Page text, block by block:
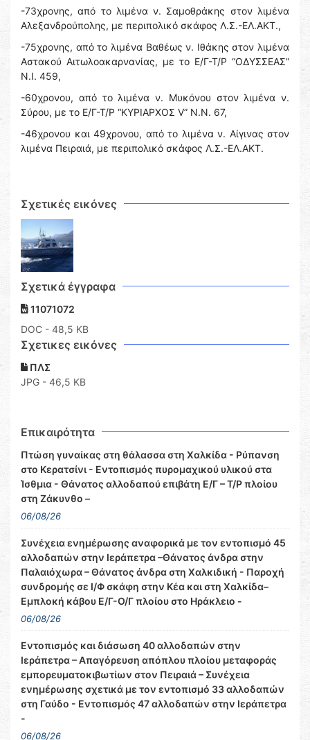
-73χρονης, από το λιμένα ν. Σαμοθράκης στον λιμένα
Αλεξανδρούπολης, με περιπολικό σκάφος Λ.Σ.-ΕΛ.ΑΚΤ.,
-75χρονης, από το λιμένα Βαθέως ν. Ιθάκης στον λιμένα
Αστακού Αιτωλοακαρνανίας, με το Ε/Γ-Τ/Ρ “ΟΔΥΣΣΕΑΣ”
Ν.Ι. 459,
-60χρονου, από το λιμένα ν. Μυκόνου στον λιμένα ν.
Σύρου, με το Ε/Γ-Τ/Ρ “ΚΥΡΙΑΡΧΟΣ V” Ν.Ν. 67,
-46χρονου και 49χρονου, από το λιμένα ν. Αίγινας στον
λιμένα Πειραιά, με περιπολικό σκάφος Λ.Σ.-ΕΛ.ΑΚΤ.
Σχετικές εικόνες
Σχετικά έγγραφα
11071072
DOC - 48,5 KB
Σχετικες εικόνες
ΠΛΣ
JPG - 46,5 KB
Επικαιρότητα
Πτώση γυναίκας στη θάλασσα στη Χαλκίδα - Ρύπανση
στο Κερατσίνι - Εντοπισμός πυρομαχικού υλικού στα
Ίσθμια - Θάνατος αλλοδαπού επιβάτη Ε/Γ – Τ/Ρ πλοίου
στη Ζάκυνθο –
06/08/26
Συνέχεια ενημέρωσης αναφορικά με τον εντοπισμό 45
αλλοδαπών στην Ιεράπετρα –Θάνατος άνδρα στην
Παλαιόχωρα – Θάνατος άνδρα στη Χαλκιδική - Παροχή
συνδρομής σε Ι/Φ σκάφη στην Κέα και στη Χαλκίδα–
Εμπλοκή κάβου Ε/Γ-Ο/Γ πλοίου στο Ηράκλειο -
06/08/26
Εντοπισμός και διάσωση 40 αλλοδαπών στην
Ιεράπετρα – Απαγόρευση απόπλου πλοίου μεταφοράς
εμπορευματοκιβωτίων στον Πειραιά – Συνέχεια
ενημέρωσης σχετικά με τον εντοπισμό 33 αλλοδαπών
στη Γαύδο - Εντοπισμός 47 αλλοδαπών στην Ιεράπετρα
-
06/08/26